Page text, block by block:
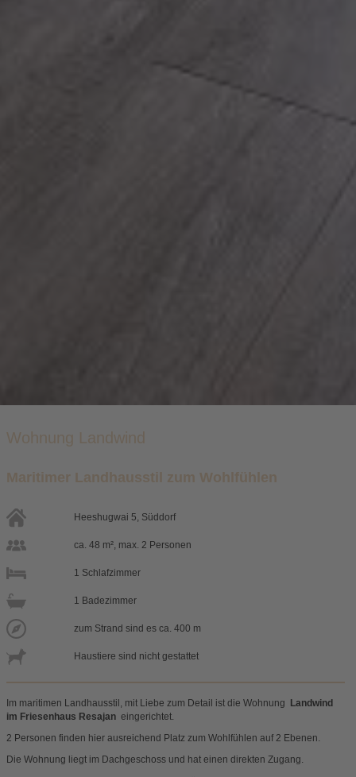
Wohnung Landwind
Maritimer Landhausstil zum Wohlfühlen
Heeshugwai 5, Süddorf
ca. 48 m², max. 2 Personen
1 Schlafzimmer
1 Badezimmer
zum Strand sind es ca. 400 m
Haustiere sind nicht gestattet
Im maritimen Landhausstil, mit Liebe zum Detail ist die Wohnung Landwind
im Friesenhaus Resajan eingerichtet.
2 Personen finden hier ausreichend Platz zum Wohlfühlen auf 2 Ebenen.
Die Wohnung liegt im Dachgeschoss und hat einen direkten Zugang.